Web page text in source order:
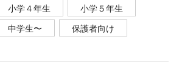
小学４年生
小学５年生
中学生〜 保護者向け